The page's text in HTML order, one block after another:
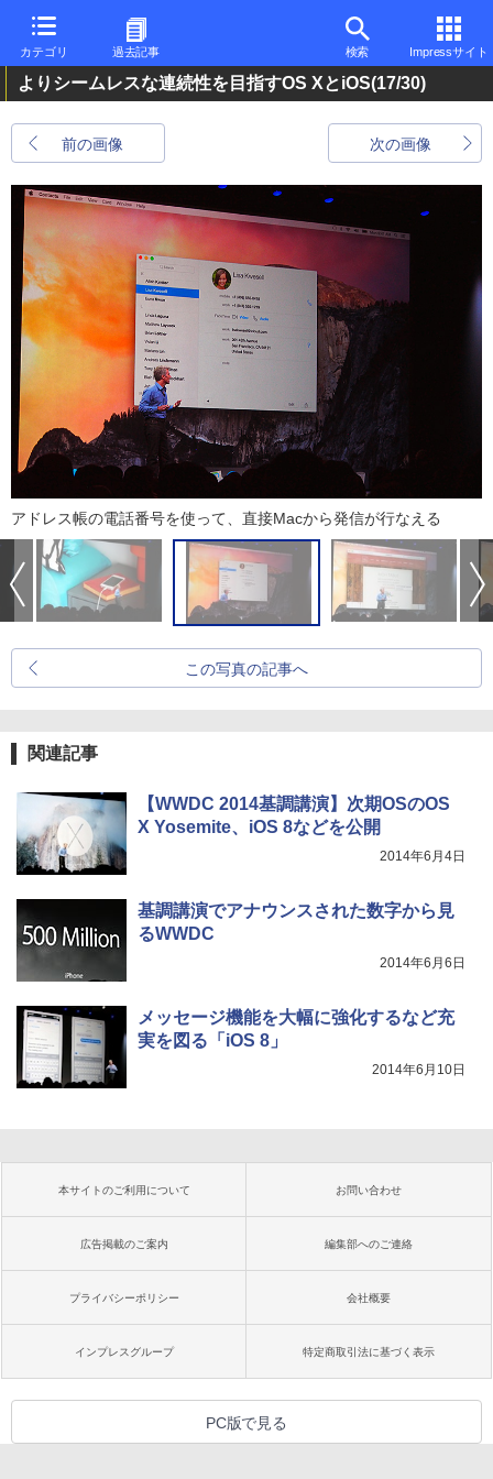
カテゴリ 過去記事 検索 Impressサイト
よりシームレスな連続性を目指すOS XとiOS(17/30)
前の画像 次の画像
アドレス帳の電話番号を使って、直接Macから発信が行なえる
この写真の記事へ
関連記事
【WWDC 2014基調講演】次期OSのOS
X Yosemite、iOS 8などを公開
2014年6月4日
基調講演でアナウンスされた数字から見
るWWDC
2014年6月6日
メッセージ機能を大幅に強化するなど充
実を図る「iOS 8」
2014年6月10日
本サイトのご利用について お問い合わせ
広告掲載のご案内 編集部へのご連絡
プライバシーポリシー 会社概要
インプレスグループ 特定商取引法に基づく表示
PC版で見る